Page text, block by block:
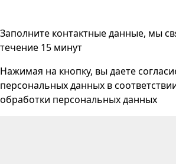
Заполните контактные данные, мы
течение 15 минут
Нажимая на кнопку, вы даете
персональных данных в
обработки персональных данных